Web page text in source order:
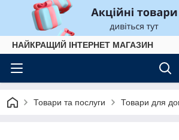
НАЙКРАЩИЙ ІНТЕРНЕТ МАГАЗИН
Товари та послуги Товари для